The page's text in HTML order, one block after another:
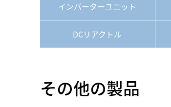
インバーターユニット
DCリアクトル
その他の製品